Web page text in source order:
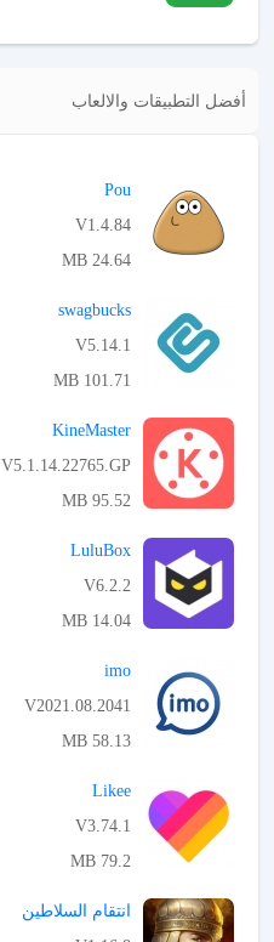
أفضل التطبيقات والالعاب
Pou
V1.4.84
24.64 MB
swagbucks
V5.14.1
101.71 MB
KineMaster
V5.1.14.22765.GP
95.52 MB
LuluBox
V6.2.2
14.04 MB
imo
V2021.08.2041
58.13 MB
Likee
V3.74.1
79.2 MB
انتقام السلاطين